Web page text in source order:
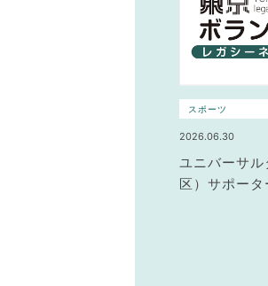
スポーツ
2026.06.30
ユニバーサ
区）サポータ